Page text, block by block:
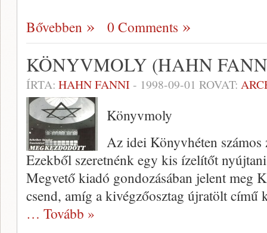
Bővebben 0 Comments
KÖNYVMOLY (HAHN
ÍRTA: HAHN FANNI - 1998-09-01 ROVAT:
Könyvmoly
Az idei Könyvhéten
Ezekből szeretnénk egy kis ízelítőt
Megvető kiadó gondozásában jelent meg
csend, amíg a kivégzőosztag újratölt
… Tovább »